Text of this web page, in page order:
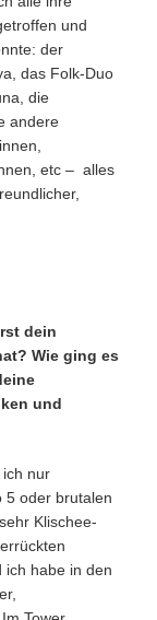
und
der
das Folk-Duo
die
andere
etc – alles
dein
Wie ging es
und
nur
5 oder brutalen
Klischee-
ich habe in den